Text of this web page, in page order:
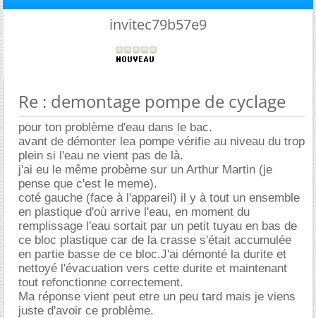
invitec79b57e9
Re : demontage pompe de cyclage
pour ton problème d'eau dans le bac.
avant de démonter lea pompe vérifie au niveau du trop
plein si l'eau ne vient pas de là.
j'ai eu le même probème sur un Arthur Martin (je
pense que c'est le meme).
coté gauche (face à l'appareil) il y à tout un ensemble
en plastique d'où arrive l'eau, en moment du
remplissage l'eau sortait par un petit tuyau en bas de
ce bloc plastique car de la crasse s'était accumulée
en partie basse de ce bloc.J'ai démonté la durite et
nettoyé l'évacuation vers cette durite et maintenant
tout refonctionne correctement.
Ma réponse vient peut etre un peu tard mais je viens
juste d'avoir ce problème.